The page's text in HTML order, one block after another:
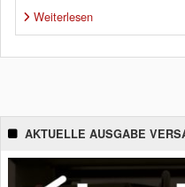
Weiterlesen
AKTUELLE AUSGABE